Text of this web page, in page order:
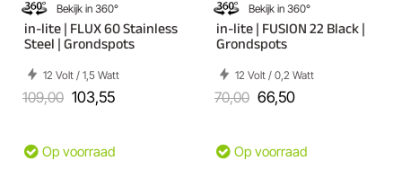
Bekijk in 360°
in-lite | FLUX 60 Stainless
Steel | Grondspots
12 Volt / 1,5 Watt
109,00 103,55
Op voorraad
Bekijk in 360°
in-lite | FUSION 22 Black |
Grondspots
12 Volt / 0,2 Watt
70,00 66,50
Op voorraad